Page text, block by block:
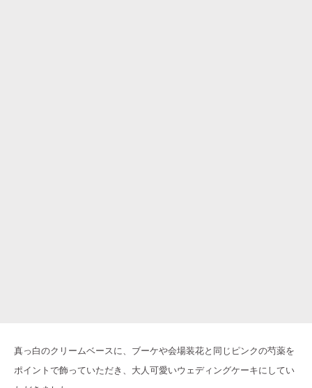
真っ白のクリームベースに、ブーケや会場装花と同じピンクの芍薬を
ポイントで飾っていただき、大人可愛いウェディングケーキにしてい